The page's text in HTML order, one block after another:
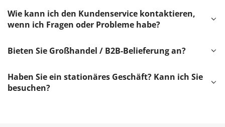
Wie kann ich den Kundenservice kontaktieren,
wenn ich Fragen oder Probleme habe?
Bieten Sie Großhandel / B2B-Belieferung an?
Haben Sie ein stationäres Geschäft? Kann ich Sie
besuchen?